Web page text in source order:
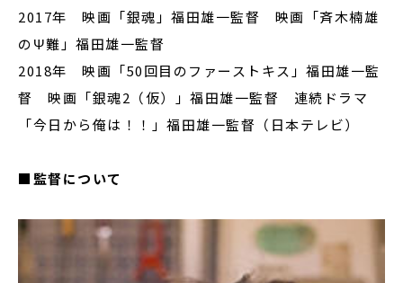
2017年 映画「銀魂」福田雄一監督 映画「斉木楠雄
のΨ難」福田雄一監督
2018年 映画「50回目のファーストキス」福田雄一監
督 映画「銀魂2（仮）」福田雄一監督 連続ドラマ
「今日から俺は！！」福田雄一監督（日本テレビ）
■監督について